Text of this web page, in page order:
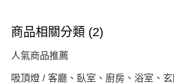
商品相關分類 (2)
人氣商品推薦
吸頂燈 / 客廳、臥室、廚房、浴室、玄